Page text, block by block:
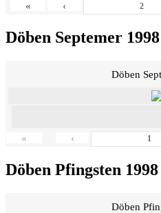
« ‹
Döben Septemer 1998
Döben
« ‹
Döben Pfingsten 1998
Döben